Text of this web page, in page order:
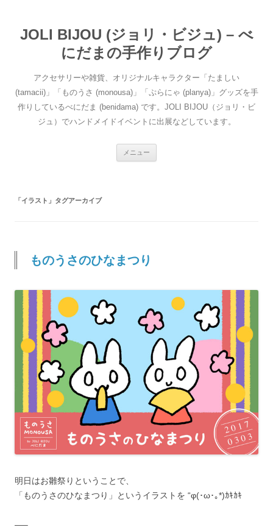
ツJOLI BIJOU (ジョリ・ビジュ) – べ
にだまの手作りブログ
アクセサリーや雑貨、オリジナルキャラクター「たましい
(tamacii)」「ものうさ (monousa)」「ぷらにゃ (planya)」グッズを手
作りしているべにだま (benidama) です。JOLI BIJOU（ジョリ・ビ
ジュ）でハンドメイドイベントに出展などしています。
メニュー
「イラスト 」タグアーカイブ
ものうさのひなまつり
明日はお雛祭りということで、
「ものうさのひなまつり」というイラストを “φ(･ω･｡*)ｶｷｶｷ
—–